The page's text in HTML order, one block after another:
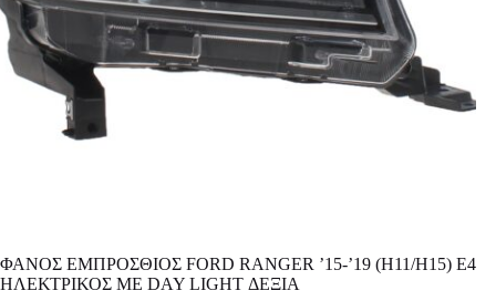
ΦΑΝΟΣ ΕΜΠΡΟΣΘΙΟΣ FORD RANGER ’15-’19 (H11/H15) E4
ΗΛΕΚΤΡΙΚΟΣ ΜΕ DAY LIGHT ΔΕΞΙΑ